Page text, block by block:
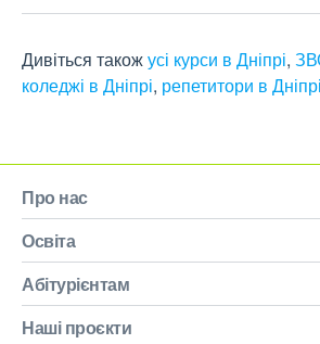
Дивіться такожусі курси в Дніпрі,
коледжі в Дніпрі, репетитори в Дніпрі
Про нас
Освіта
Абітурієнтам
Наші проєкти